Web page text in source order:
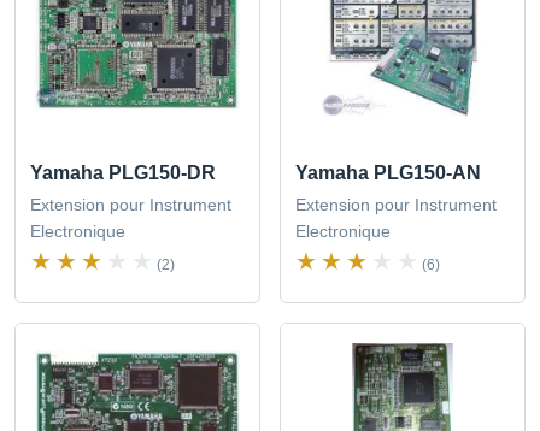
Yamaha PLG150-DR
Extension pour Instrument
Electronique
(2)
Yamaha PLG150-AN
Extension pour Instrument
Electronique
(6)